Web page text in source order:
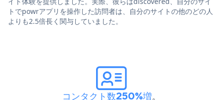
トでpowrアプリを操作した訪問者は、自分のサイトの他のどの人
よりも2.5倍長く関与していました。
コンタクト数250%増。